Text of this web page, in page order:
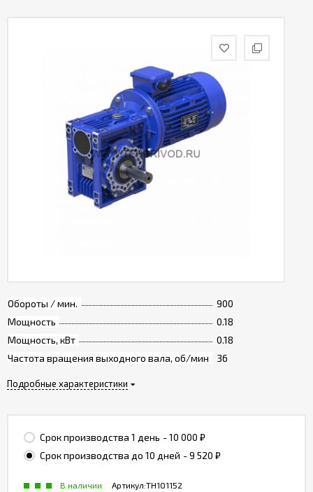
Обороты / мин.
900
Мощность
0.18
Мощность, кВт
0.18
Частота вращения выходного вала, об/мин
36
Подробные характеристики
Срок производства 1 день - 10 000 ₽
Срок производства до 10 дней - 9 520 ₽
Артикул:TH101152
В наличии